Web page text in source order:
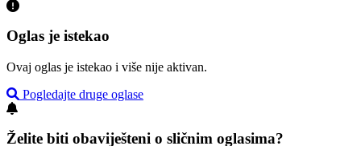
Oglas je istekao
Ovaj oglas je istekao i više nije aktivan.
Pogledajte druge oglase
Želite biti obaviješteni o sličnim oglasima?